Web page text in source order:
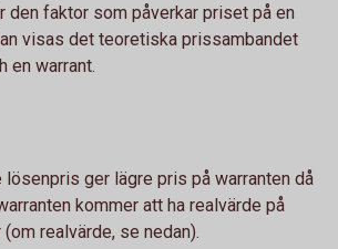
den faktor som påverkar priset på en
visas det teoretiska prissambandet
en warrant.
lösenpris ger lägre pris på warranten då
kommer att ha realvärde på
realvärde, se nedan).